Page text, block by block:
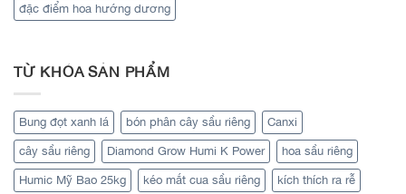
đặc điểm hoa hướng dương
TỪ KHÓA SẢN PHẨM
Bung đọt xanh lá bón phân cây sầu riêng Canxi
cây sầu riêng Diamond Grow Humi K Power hoa sầu riêng
Humic Mỹ Bao 25kg kéo mắt cua sầu riêng kích thích ra rễ